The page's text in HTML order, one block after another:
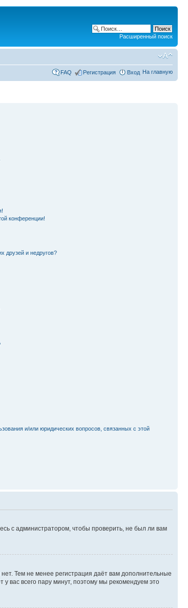
Расширенный поиск
FAQ Регистрация Вход На главную
конференции!
друзей и недругов?
и/или юридических вопросов, связанных с этой
с администратором, чтобы проверить, не был ли вам
Тем не менее регистрация даёт вам дополнительные
вас всего пару минут, поэтому мы рекомендуем это